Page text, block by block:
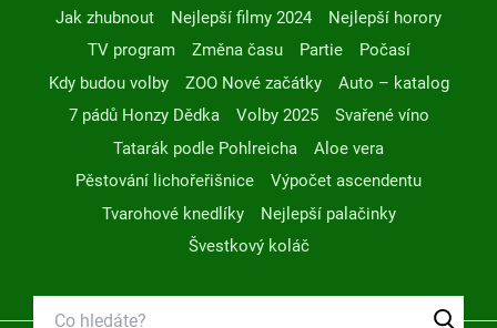
Jak zhubnout Nejlepší filmy 2024
Nejlepší horory
TV program
Změna času Partie
Počasí
Kdy budou volby
ZOO Nové začátky
Auto – katalog
7 pádů Honzy Dědka
Volby 2025
Svařené víno
Tatarák podle Pohlreicha
Aloe vera
Pěstování lichořeřišnice
Výpočet ascendentu
Tvarohové knedlíky
Nejlepší palačinky
Švestkový koláč